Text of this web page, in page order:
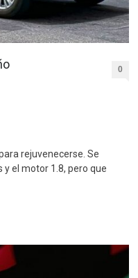
0
rejuvenecerse. Se
el motor 1.8, pero que